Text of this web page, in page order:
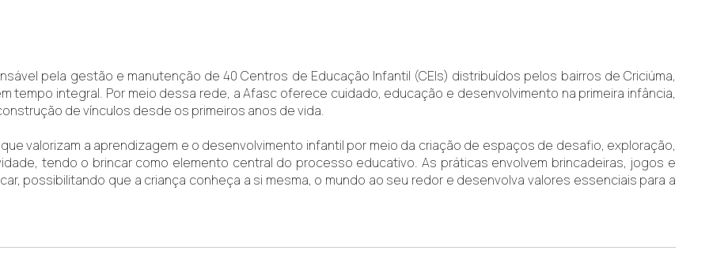
pela gestão e manutenção de 40 Centros de Educação Infantil (CEIs) distribuídos pelos bairros de Criciúma,
tempo integral. Por meio dessa rede, a Afasc oferece cuidado, educação e desenvolvimento na primeira infância,
de vínculos desde os primeiros anos de vida.
valorizam a aprendizagem e o desenvolvimento infantil por meio da criação de espaços de desafio, exploração,
tendo o brincar como elemento central do processo educativo. As práticas envolvem brincadeiras, jogos e
possibilitando que a criança conheça a si mesma, o mundo ao seu redor e desenvolva valores essenciais para a